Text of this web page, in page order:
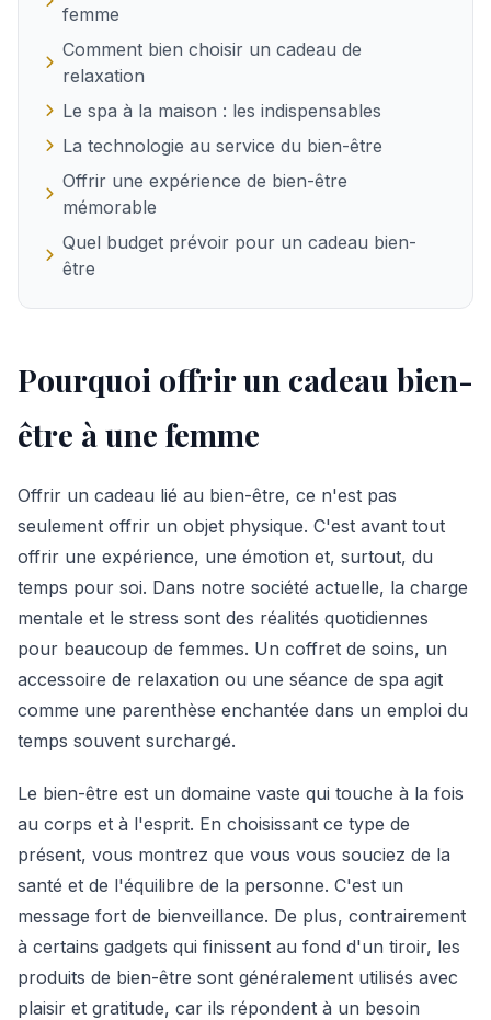
femme
Comment bien choisir un cadeau de
relaxation
Le spa à la maison : les indispensables
La technologie au service du bien-être
Offrir une expérience de bien-être
mémorable
Quel budget prévoir pour un cadeau bien-
être
Pourquoi offrir un cadeau bien-
être à une femme
Offrir un cadeau lié au bien-être, ce n'est pas
seulement offrir un objet physique. C'est avant tout
offrir une expérience, une émotion et, surtout, du
temps pour soi. Dans notre société actuelle, la charge
mentale et le stress sont des réalités quotidiennes
pour beaucoup de femmes. Un coffret de soins, un
accessoire de relaxation ou une séance de spa agit
comme une parenthèse enchantée dans un emploi du
temps souvent surchargé.
Le bien-être est un domaine vaste qui touche à la fois
au corps et à l'esprit. En choisissant ce type de
présent, vous montrez que vous vous souciez de la
santé et de l'équilibre de la personne. C'est un
message fort de bienveillance. De plus, contrairement
à certains gadgets qui finissent au fond d'un tiroir, les
produits de bien-être sont généralement utilisés avec
plaisir et gratitude, car ils répondent à un besoin